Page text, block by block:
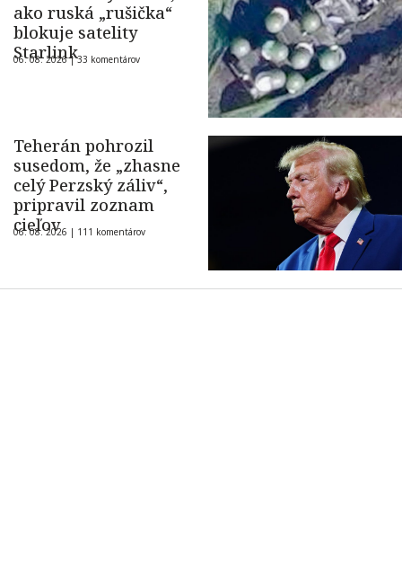
ako ruská „rušička“
blokuje satelity
Starlink
06. 08. 2026 |33 komentárov
Teherán pohrozil
susedom, že „zhasne
celý Perzský záliv“,
pripravil zoznam
cieľov
06. 08. 2026 | 111 komentárov